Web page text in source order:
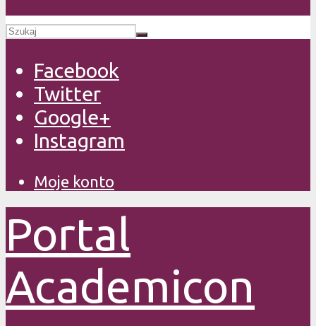
Facebook
Twitter
Google+
Instagram
Moje konto
Portal
Academicon